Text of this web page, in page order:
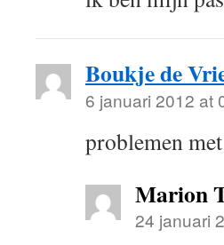
Boukje de
6 januari 2012 at
problemen
Marion
24 januari